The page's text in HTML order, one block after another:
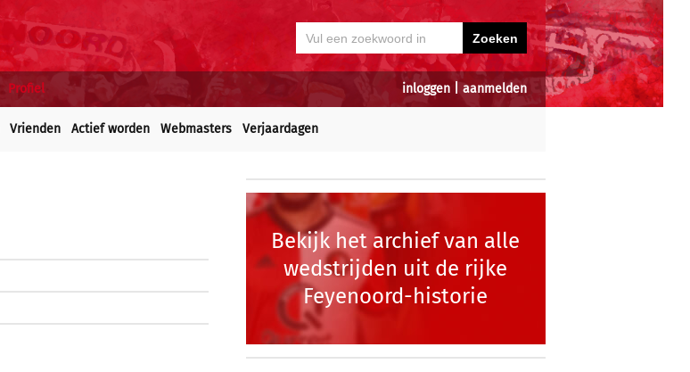
inloggen aanmelden
Profiel
Vrienden Actief worden Webmasters Verjaardagen
Bekijk het archief van alle
wedstrijden uit de rijke
Feyenoord-historie